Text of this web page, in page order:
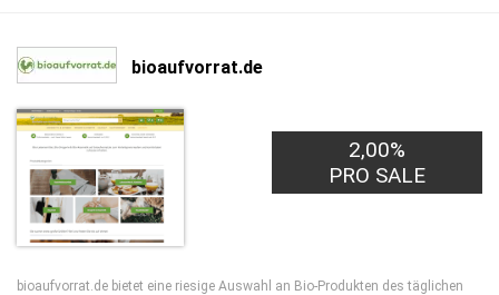
bioaufvorrat.de
2,00%
PRO SALE
bioaufvorrat.de bietet eine riesige Auswahl an Bio-Produkten des täglichen